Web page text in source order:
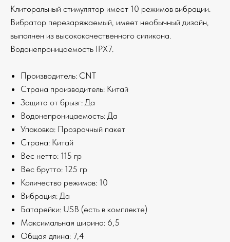
Клиторальный стимулятор имеет 10 режимов вибрации.
Вибратор перезаряжаемый, имеет необычный дизайн,
выполнен из высококачественного силикона.
Водонепроницаемость IPX7.
Производитель: CNT
Страна производитель: Китай
Защита от брызг: Да
Водонепроницаемость: Да
Упаковка: Прозрачный пакет
Страна: Китай
Веc нетто: 115 гр
Веc брутто: 125 гр
Количество режимов: 10
Вибрация: Да
Батарейки: USB (есть в комплекте)
Максимальная ширина: 6,5
Общая длина: 7,4